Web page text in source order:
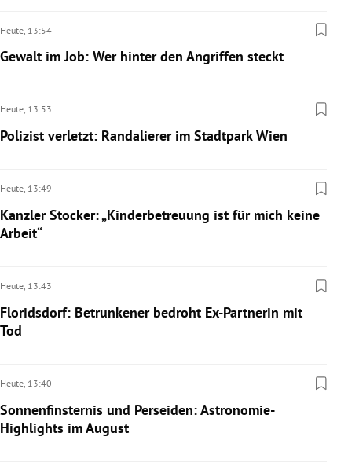
Heute, 13:54
Gewalt im Job: Wer hinter den Angriffen steckt
Heute, 13:53
Polizist verletzt: Randalierer im Stadtpark Wien
Heute, 13:49
Kanzler Stocker: „Kinderbetreuung ist für mich keine
Arbeit“
Heute, 13:43
Floridsdorf: Betrunkener bedroht Ex-Partnerin mit
Tod
Heute, 13:40
Sonnenfinsternis und Perseiden: Astronomie-
Highlights im August